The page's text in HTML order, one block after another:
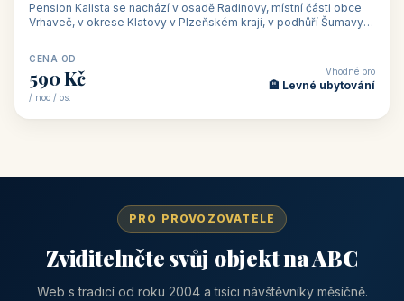
Pension Kalista se nachází v osadě Radinovy, místní části obce
Vrhaveč, v okrese Klatovy v Plzeňském kraji, v podhůří Šumavy
CENA OD
590 Kč
/ noc / os.
Vhodné pro
🏨 Levné ubytování
PRO PROVOZOVATELE
Zviditelněte svůj objekt na ABC
Web s tradicí od roku 2004 a tisíci návštěvníky měsíčně.